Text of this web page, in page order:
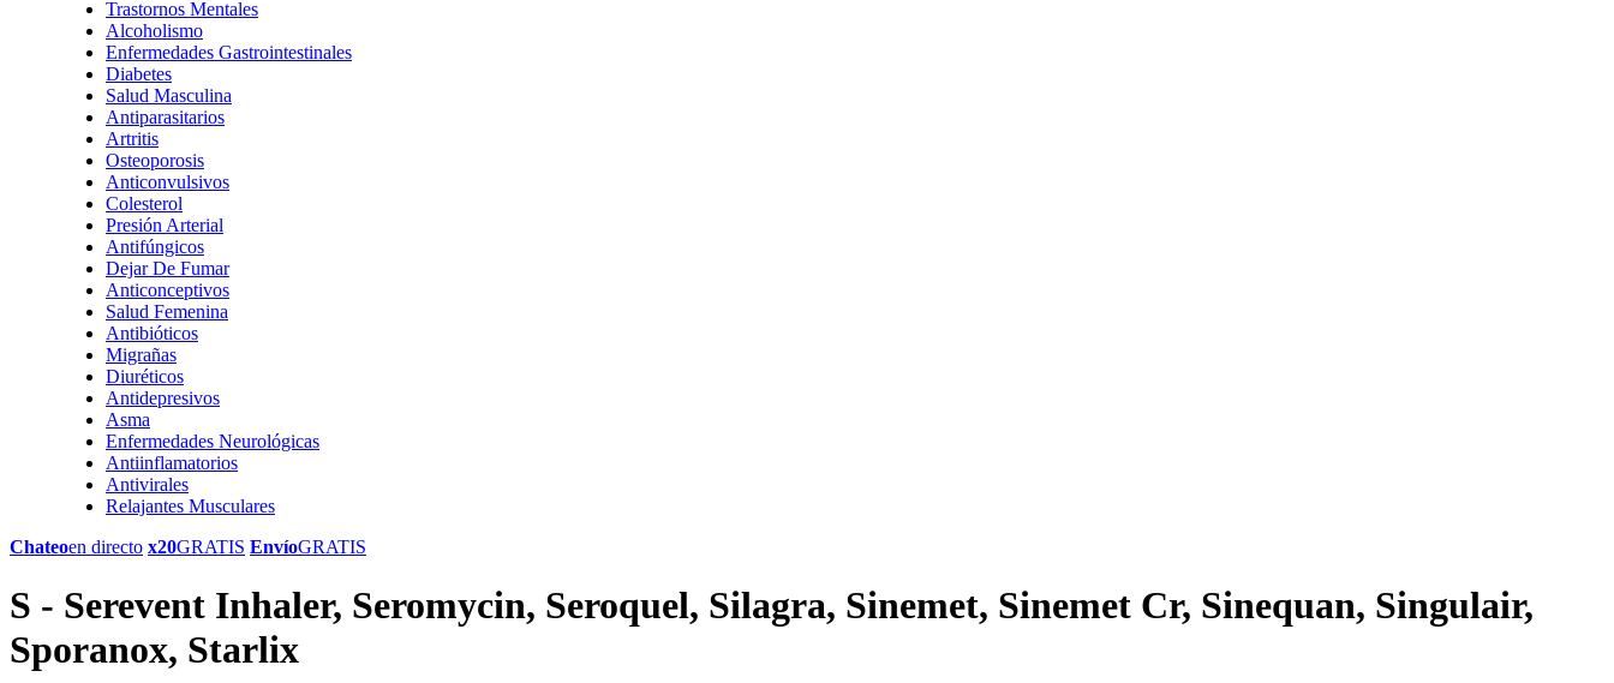
Trastornos Mentales
Alcoholismo
Enfermedades Gastrointestinales
Diabetes
Salud Masculina
Antiparasitarios
Artritis
Osteoporosis
Anticonvulsivos
Colesterol
Presión Arterial
Antifúngicos
Dejar De Fumar
Anticonceptivos
Salud Femenina
Antibióticos
Migrañas
Diuréticos
Antidepresivos
Asma
Enfermedades Neurológicas
Antiinflamatorios
Antivirales
Relajantes Musculares
Chateoen directo x20GRATIS EnvíoGRATIS
S - Serevent Inhaler, Seromycin, Seroquel, Silagra, Sinemet, Sinemet Cr, Sinequan, Singulair,
Sporanox, Starlix